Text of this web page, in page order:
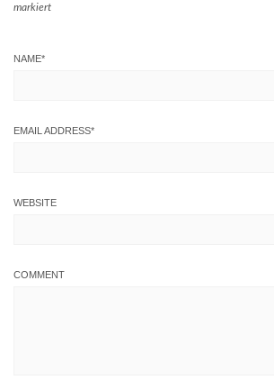
markiert
NAME*
EMAIL ADDRESS*
WEBSITE
COMMENT